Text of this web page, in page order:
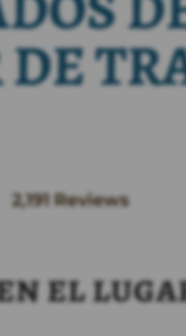
2,191 Reviews
el